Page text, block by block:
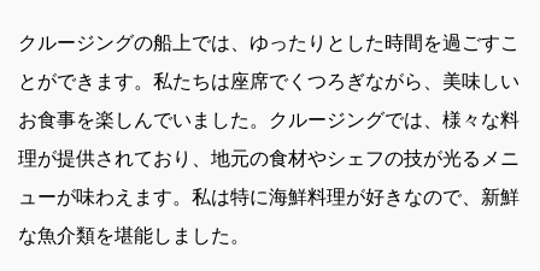
クルージングの船上では、ゆったりとした時間を過ごすこ
とができます。私たちは座席でくつろぎながら、美味しい
お食事を楽しんでいました。クルージングでは、様々な料
理が提供されており、地元の食材やシェフの技が光るメニ
ューが味わえます。私は特に海鮮料理が好きなので、新鮮
な魚介類を堪能しました。